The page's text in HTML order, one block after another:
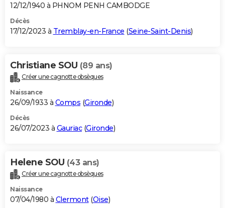
12/12/1940 à PHNOM PENH CAMBODGE
Décès
17/12/2023 à Tremblay-en-France (Seine-Saint-Denis)
Christiane SOU (89 ans)
Créer une cagnotte obsèques
Naissance
26/09/1933 à Comps (Gironde)
Décès
26/07/2023 à Gauriac(Gironde)
Helene SOU (43 ans)
Créer une cagnotte obsèques
Naissance
07/04/1980 à Clermont(Oise)